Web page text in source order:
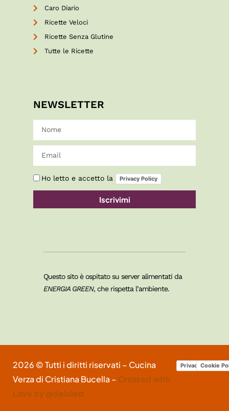
Caro Diario
Ricette Veloci
Ricette Senza Glutine
Tutte le Ricette
NEWSLETTER
Ho letto e accetto la Privacy Policy
Iscrivimi
Questo sito è ospitato su server alimentati da
ENERGIA GREEN, che rispetta l’ambiente.
2026 © Tutti i diritti riservati – Cucina
Verza di Cristiana Bucella – Created with
Love by @deloled
Privacy Policy
Cookie